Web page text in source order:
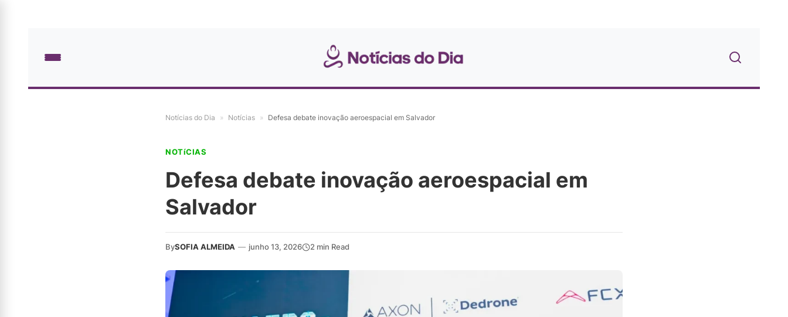
Notícias do Dia » Notícias » Defesa debate inovação aeroespacial em Salvador
NOTíCIAS
Defesa debate inovação aeroespacial em
Salvador
BySOFIA ALMEIDA — junho 13, 2026 2 min Read